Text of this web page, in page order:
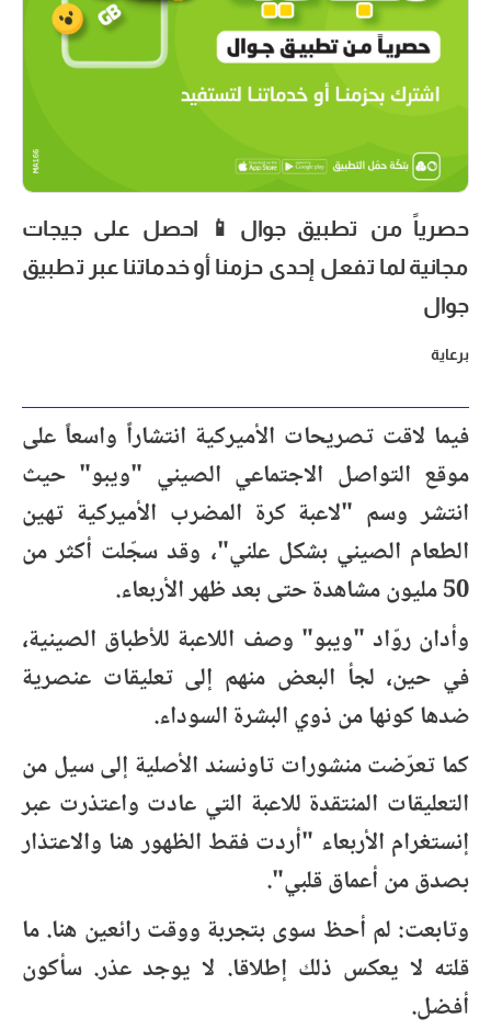
حصرياً من تطبيق جوال📱 احصل على جيجات
مجانية لما تفعل إحدى حزمنا أو خدماتنا عبر تطبيق
جوال
برعاية
فيما لاقت تصريحات الأميركية انتشاراً واسعاً على
موقع التواصل الاجتماعي الصيني "ويبو" حيث
انتشر وسم "لاعبة كرة المضرب الأميركية تهين
الطعام الصيني بشكل علني"، وقد سجّلت أكثر من
50 مليون مشاهدة حتى بعد ظهر الأربعاء.
وأدان روّاد "ويبو" وصف اللاعبة للأطباق الصينية،
في حين، لجأ البعض منهم إلى تعليقات عنصرية
ضدها كونها من ذوي البشرة السوداء.
كما تعرّضت منشورات تاونسند الأصلية إلى سيل من
التعليقات المنتقدة للاعبة التي عادت واعتذرت عبر
إنستغرام الأربعاء "أردت فقط الظهور هنا والاعتذار
بصدق من أعماق قلبي".
وتابعت: لم أحظ سوى بتجربة ووقت رائعين هنا. ما
قلته لا يعكس ذلك إطلاقا. لا يوجد عذر. سأكون
أفضل.